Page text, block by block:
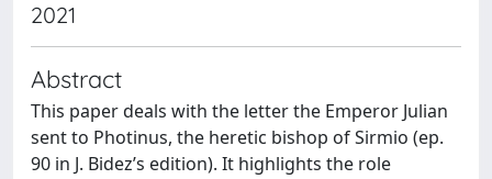
2021
Abstract
This paper deals with the letter the Emperor Julian
sent to Photinus, the heretic bishop of Sirmio (ep.
90 in J. Bidez’s edition). It highlights the role